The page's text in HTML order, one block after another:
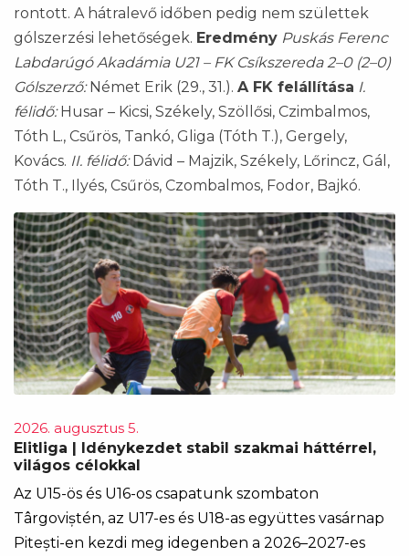
rontott. A hátralevő időben pedig nem születtek
gólszerzési lehetőségek. Eredmény Puskás Ferenc
Labdarúgó Akadámia U21 – FK Csíkszereda 2–0 (2–0)
Gólszerző:Német Erik (29., 31.). A FK felállítása I.
félidő:Husar – Kicsi, Székely, Szöllősi, Czimbalmos,
Tóth L., Csűrös, Tankó, Gliga (Tóth T.), Gergely,
Kovács. II. félidő:Dávid – Majzik, Székely, Lőrincz, Gál,
Tóth T., Ilyés, Csűrös, Czombalmos, Fodor, Bajkó.
2026. augusztus 5.
Elitliga | Idénykezdet stabil szakmai háttérrel,
világos célokkal
Az U15-ös és U16-os csapatunk szombaton
Târgoviștén, az U17-es és U18-as együttes vasárnap
Pitești-en kezdi meg idegenben a 2026–2027-es